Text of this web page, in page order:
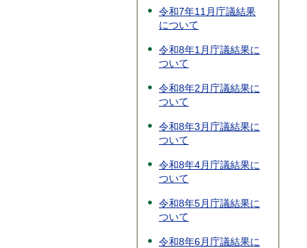
令和7年11月庁議結果
について
令和8年1月庁議結果に
ついて
令和8年2月庁議結果に
ついて
令和8年3月庁議結果に
ついて
令和8年4月庁議結果に
ついて
令和8年5月庁議結果に
ついて
令和8年6月庁議結果に